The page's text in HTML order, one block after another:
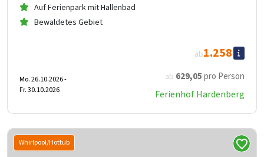
Auf Ferienpark mit Hallenbad
Bewaldetes Gebiet
ab 629,05pro Person
ab1.258
Mo. 26.10.2026 -
Fr. 30.10.2026
Ferienhof Hardenberg
Whirlpool/Hottub